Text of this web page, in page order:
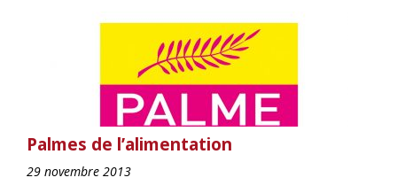
Palmes de l’alimentation
29 novembre 2013